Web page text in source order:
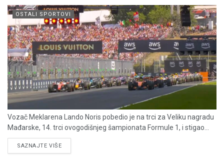
OSTALI SPORTOVI
Vozač Meklarena Lando Noris pobedio je na trci za Veliku nagradu
Mađarske, 14. trci ovogodišnjeg šampionata Formule 1, i stigao...
SAZNAJTE VIŠEDETAILS